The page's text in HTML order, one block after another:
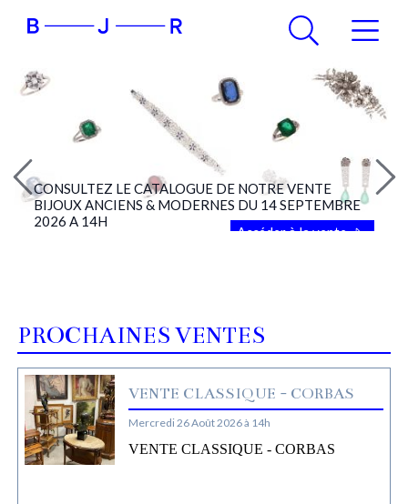
CONSULTEZ LE CATALOGUE DE NOTRE VENTE
BIJOUX ANCIENS & MODERNES DU 14 SEPTEMBRE
2026 A 14H
Accéder à la vente
PROCHAINES VENTES
VENTE CLASSIQUE - CORBAS
Mercredi 26 Août 2026 à 14h
VENTE CLASSIQUE - CORBAS